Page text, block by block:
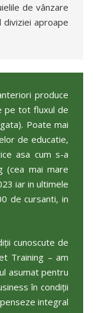
de vânzare
aproape
produce
pe tot fluxul de
Poate mai
de educatie,
asa cum s-a
(cea mai mare
iar in ultimele
de cursanti, in
cunoscute de
Training – am
asumat pentru
în condiții
integral